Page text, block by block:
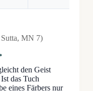
MN 7)
den Geist
das Tuch
eines Färbers nur